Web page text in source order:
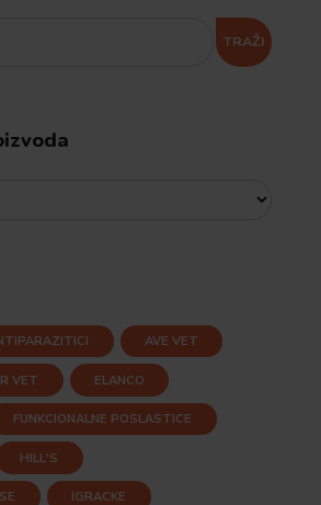
TRAŽI
AVE VET
VET ELANCO
FUNKCIONALNE POSLASTICE
HILL'S
IGRACKE